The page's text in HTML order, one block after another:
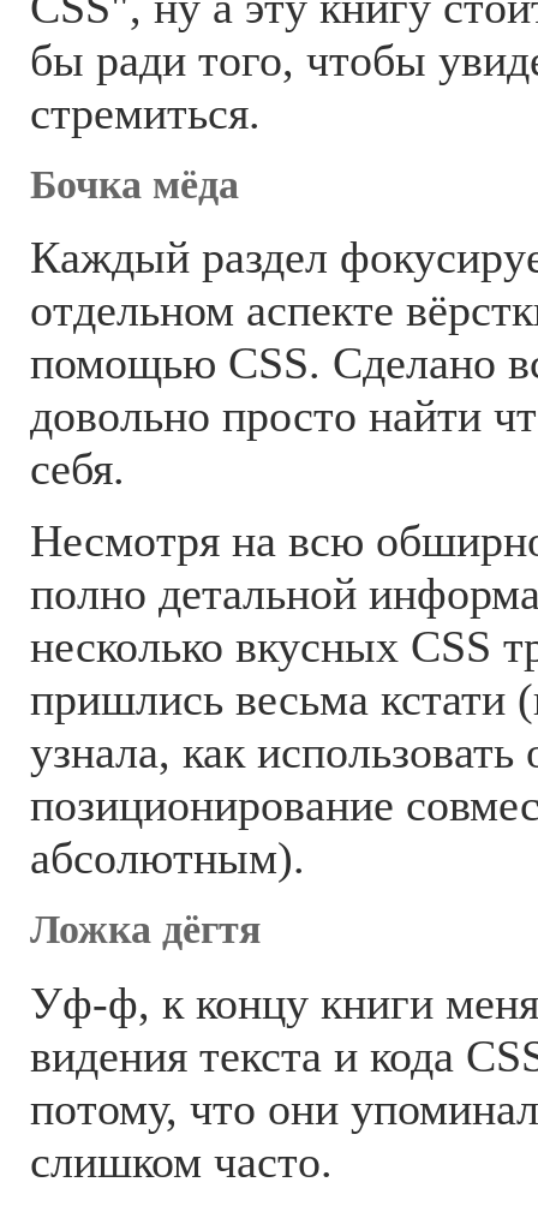
бы ради того, чтобы
стремиться.
Бочка мёда
Каждый раздел
отдельном аспекте
помощью CSS. Сделано
довольно просто найти
себя.
Несмотря на всю
полно детальной
несколько вкусных CSS
пришлись весьма кстати
узнала, как использовать
позиционирование
абсолютным).
Ложка дёгтя
Уф-ф, к концу книги меня
видения текста и кода
потому, что они
слишком часто.